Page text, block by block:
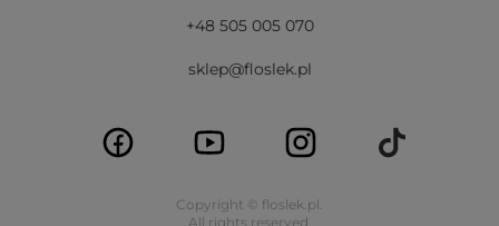
+48 505 005 070
sklep@floslek.pl
Copyright © floslek.pl.
All rights reserved.